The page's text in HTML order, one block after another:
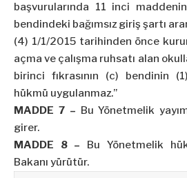
başvurularında 11 inci
bendindeki bağımsız giriş şartı
(4) 1/1/2015 tarihinden önce
açma ve çalışma ruhsatı alan
birinci fıkrasının (c) bendinin
hükmü uygulanmaz.”
MADDE 7 – Bu Yönetmelik
girer.
MADDE 8 – Bu Yönetmelik
Bakanı yürütür.